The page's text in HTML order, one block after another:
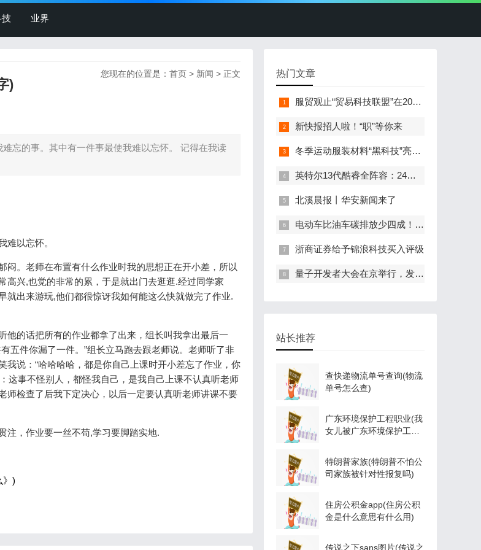
业界
您现在的位置是： 首页 > 新闻 > 正文
)
忘的事。其中有一件事最使我难以忘怀。 记得在我读
我难以忘怀。
。老师在布置有什么作业时我的思想正在开小差，所以
高兴,也觉的非常的累，于是就出门去逛逛.经过同学家
就出来游玩,他们都很惊讶我如何能这么快就做完了作业.
的话把所有的作业都拿了出来，组长叫我拿出最后一
五件你漏了一件。”组长立马跑去跟老师说。老师听了非
说：“哈哈哈哈，都是你自己上课时开小差忘了作业，你
这事不怪别人，都怪我自己，是我自己上课不认真听老师
师检查了后我下定决心，以后一定要认真听老师讲课不要
，作业要一丝不苟,学习要脚踏实地.
》)
热门文章
服贸观止“贸易科技联盟”在2022服贸会启动
新快报招人啦！“职”等你来
冬季运动服装材料“黑科技”亮相服贸会
英特尔13代酷睿全阵容：24核i9-13900K最高5.8GHz
北溪晨报丨华安新闻来了
电动车比油车碳排放少四成！能链智电助推新能源汽车普及
浙商证券给予锦浪科技买入评级
量子开发者大会在京举行，发布全球首个全平台量子软硬一体解
站长推荐
查快递物流单号查询(物流
单号怎么查)
广东环境保护工程职业(我
女儿被广东环境保护工程
特朗普家族(特朗普不怕公
司家族被针对性报复吗)
住房公积金app(住房公积
金是什么意思有什么用)
传说之下sans图片(传说之